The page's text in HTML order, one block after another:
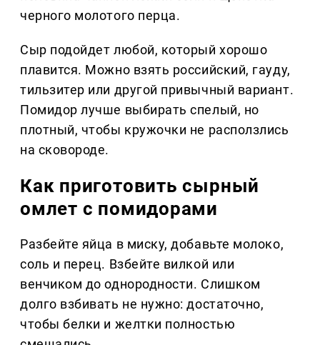
черного молотого перца.
Сыр подойдет любой, который хорошо
плавится. Можно взять российский, гауду,
тильзитер или другой привычный вариант.
Помидор лучше выбирать спелый, но
плотный, чтобы кружочки не расползлись
на сковороде.
Как приготовить сырный
омлет с помидорами
Разбейте яйца в миску, добавьте молоко,
соль и перец. Взбейте вилкой или
венчиком до однородности. Слишком
долго взбивать не нужно: достаточно,
чтобы белки и желтки полностью